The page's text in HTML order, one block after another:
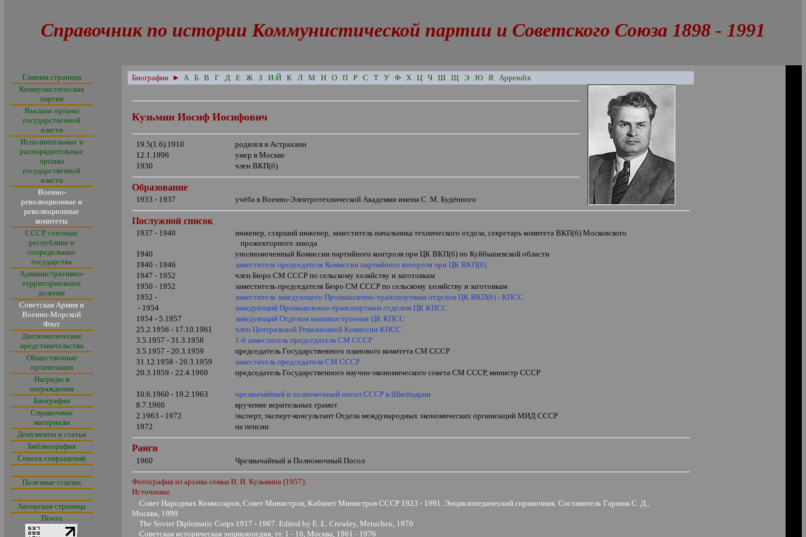
Справочник по истории Коммунистической партии и Советского Союза 1898 - 1991
Главная страница
Коммунистическая
партия
Высшие органы
государственной
власти
Исполнительные и
распорядительные
органы
государственной
власти
Военно-
революционные и
революционные
комитеты
СССР, союзные
республики и
сопредельные
государства
Административно-
территориальное
деление
Советская Армия и
Военно-Морской
Флот
Дипломатические
представительства
Общественные
организации
Награды и
награждения
Биографии
Справочные
материалы
Документы и статьи
Библиография
Список сокращений
Полезные ссылки
Авторская страница
Почта
Биографии ► А Б В Г Д Е Ж З И-Й К Л М Н О П Р С Т У Ф Х Ц Ч Ш Щ Э Ю Я Appendix
Кузьмин Иосиф Иосифович
19.5(1.6).1910
родился в Астрахани
12.1.1996
умер в Москве
1930
член ВКП(б)
Образование
1933 - 1937 учёба в Военно-Электротехнической Академии имени С. М. Будённого
Послужной список
1937 - 1940 инженер, старший инженер, заместитель начальника технического отдела, секретарь комитета ВКП(б) Московского
прожекторного завода
1940
уполномоченный Комиссии партийного контроля при ЦК ВКП(б) по Куйбышевской области
1940 - 1946
заместитель председателя Комиссии партийного контроля при ЦК ВКП(б)
1947 - 1952
член Бюро СМ СССР по сельскому хозяйству и заготовкам
1950 - 1952
заместитель председателя Бюро СМ СССР по сельскому хозяйству и заготовкам
1952 -
заместитель заведующего Промышленно-транспортным отделом ЦК ВКП(б) - КПСС
- 1954
заведующий Промышленно-транспортным отделом ЦК КПСС
1954 - 5.1957
заведующий Отделом машиностроения ЦК КПСС
25.2.1956 - 17.10.1961
член Центральной Ревизионной Комиссии КПСС
3.5.1957 - 31.3.1958
1-й заместитель председателя СМ СССР
3.5.1957 - 20.3.1959
председатель Государственного планового комитета СМ СССР
31.12.1958 - 20.3.1959
заместитель председателя СМ СССР
20.3.1959 - 22.4.1960
председатель Государственного научно-экономического совета СМ СССР, министр СССР
10.6.1960 - 19.2.1963
чрезвычайный и полномочный посол СССР в Швейцарии
8.7.1960
вручение верительных грамот
2.1963 - 1972
эксперт, эксперт-консультант Отдела международных экономических организаций МИД СССР
1972
на пенсии
Ранги
1960 Чрезвычайный и Полномочный Посол
Фотография из архива семьи И. И. Кузьмина (1957).
Источники:
Совет Народных Комиссаров, Совет Министров, Кабинет Министров СССР 1923 - 1991. Энциклопедический справочник. Составитель Гарнюк С. Д.,
Москва, 1999
The Soviet Diplomatic Corps 1917 - 1967. Edited by E. L. Crowley, Metuchen, 1970
Советская историческая энциклопедия, тт. 1 - 16, Москва, 1961 - 1976